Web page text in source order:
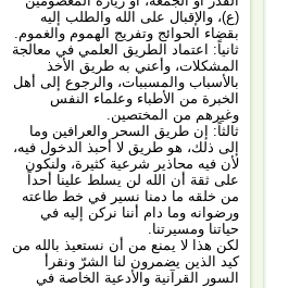
(ع)، والإقبال على الله والطلب إليه
بقضاء الحوائج وتفريج الهموم والغموم.
ثانياً: اعتماد الطريق العلمي في معالجة
المشكلات، وأعني به طريق الأخذ
بالأسباب والمسببات، والرجوع إلى أهل
الخبرة من الأطباء وعلماء النفس
وغيرهم من المختصين.
ثالثاً: إن طريق السحر والعرافين وما
إلى ذلك، هو طريق لا أحبذ الدخول فيه،
لأن فيه محاذير شرعية كثيرة، ولنكون
على ثقة أن الله لن يسلط علينا أحداً
من خلقه ما دمنا نسير في خط طاعته
ورضوانه وما دام أننا نركن إليه في
حياتنا ومسيرتنا.
لكن هذا لا يمنع من أن نستعيذ بالله من
كيد الذين يضمرون لنا الشرّ ونقرأ
السور القرآنية والأدعية الخاصة في